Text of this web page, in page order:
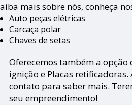
mais sobre nós, conheça
Auto peças elétricas
Carcaça polar
Chaves de setas
Oferecemos também a
ignição e Placas
contato para saber mais.
seu empreendimento!